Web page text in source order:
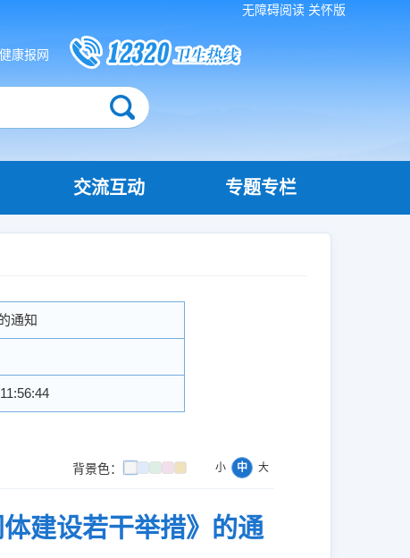
无障碍阅读 关怀版
健康报网
交流互动 专题专栏
通知
背景色： 小 中 大
建设若干举措》的通